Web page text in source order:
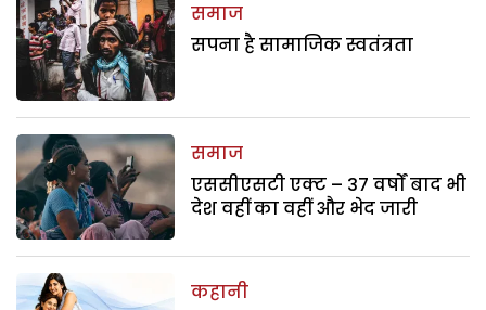
समाज
सपना है सामाजिक स्वतंत्रता
समाज
एससीएसटी एक्ट – 37 वर्षों बाद भी
देश वहीं का वहीं और भेद जारी
कहानी